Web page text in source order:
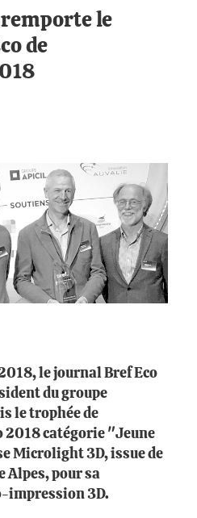
le
de
le journal Bref Eco
du groupe
le trophée de
2018 catégorie "Jeune
Microlight 3D, issue de
Alpes, pour sa
impression 3D.